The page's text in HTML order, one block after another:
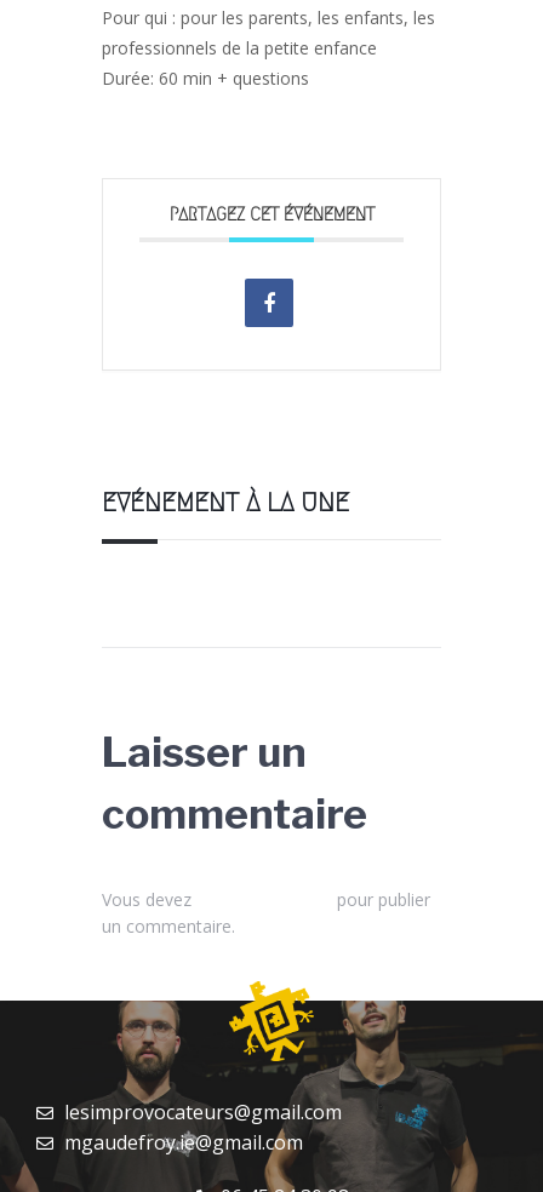
Pour qui : pour les parents, les enfants, les
professionnels de la petite enfance
Durée: 60 min + questions
PARTAGEZ CET ÉVÉNEMENT
EVÉNEMENT À LA UNE
Laisser un
commentaire
Vous devez
pour publier
un commentaire.
lesimprovocateurs@gmail.com
mgaudefroy.ie@gmail.com